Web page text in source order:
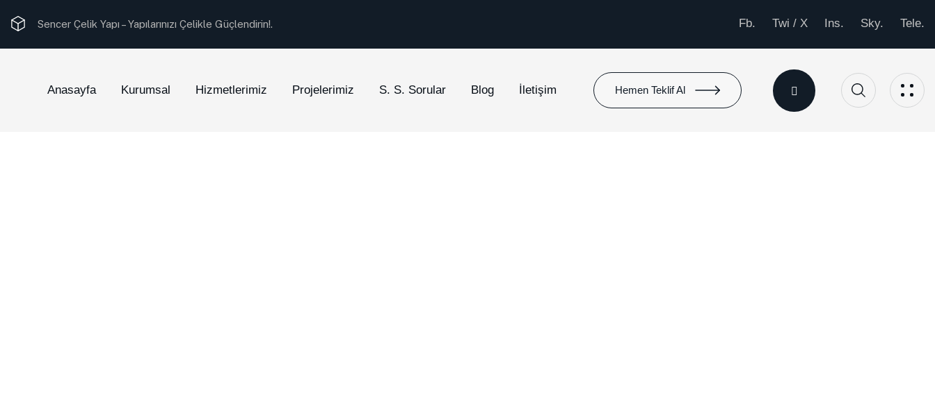
Sencer Çelik Yapı –Yapılarınızı Çelikle Güçlendirin!. Fb. Twi / X Ins. Sky. Tele.
Anasayfa Kurumsal Hizmetlerimiz Projelerimiz S. S. Sorular Blog İletişim Hemen Teklif Al